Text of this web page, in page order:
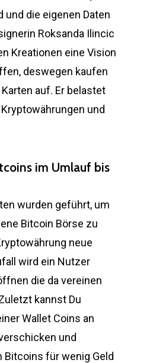
und die eigenen Daten
Roksanda Ilincic
Kreationen eine Vision
deswegen kaufen
auf. Er belastet
und
im Umlauf bis
wurden geführt, um
Bitcoin Börse zu
neue
wird ein Nutzer
die da vereinen
kannst Du
Wallet Coins an
und
Bitcoins für wenig Geld